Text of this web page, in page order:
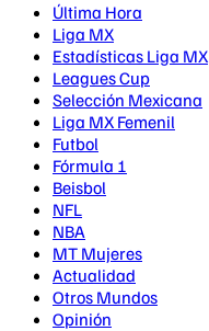
Última Hora
Liga MX
Estadísticas Liga MX
Leagues Cup
Selección Mexicana
Liga MX Femenil
Futbol
Fórmula 1
Beisbol
NFL
NBA
MT Mujeres
Actualidad
Otros Mundos
Opinión